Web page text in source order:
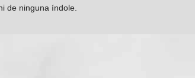
de ninguna índole.